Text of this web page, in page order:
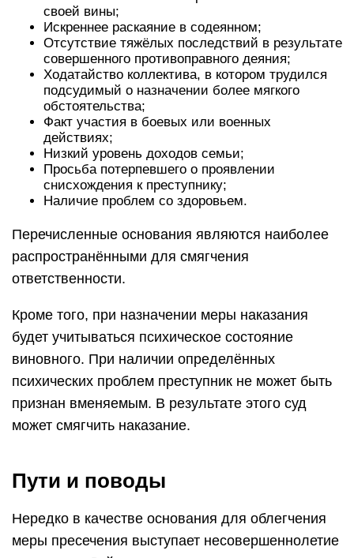
своей вины;
Искреннее раскаяние в содеянном;
Отсутствие тяжёлых последствий в результате
совершенного противоправного деяния;
Ходатайство коллектива, в котором трудился
подсудимый о назначении более мягкого
обстоятельства;
Факт участия в боевых или военных
действиях;
Низкий уровень доходов семьи;
Просьба потерпевшего о проявлении
снисхождения к преступнику;
Наличие проблем со здоровьем.
Перечисленные основания являются наиболее
распространёнными для смягчения
ответственности.
Кроме того, при назначении меры наказания
будет учитываться психическое состояние
виновного. При наличии определённых
психических проблем преступник не может быть
признан вменяемым. В результате этого суд
может смягчить наказание.
Пути и поводы
Нередко в качестве основания для облегчения
меры пресечения выступает несовершеннолетие